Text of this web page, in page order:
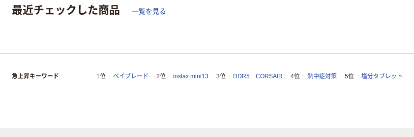
最近チェックした商品 一覧を見る
急上昇キーワード 1位 ベイブレード 2位 instax mini13 3位 DDR5 CORSAIR 4位 熱中症対策 5位 塩分タブレット